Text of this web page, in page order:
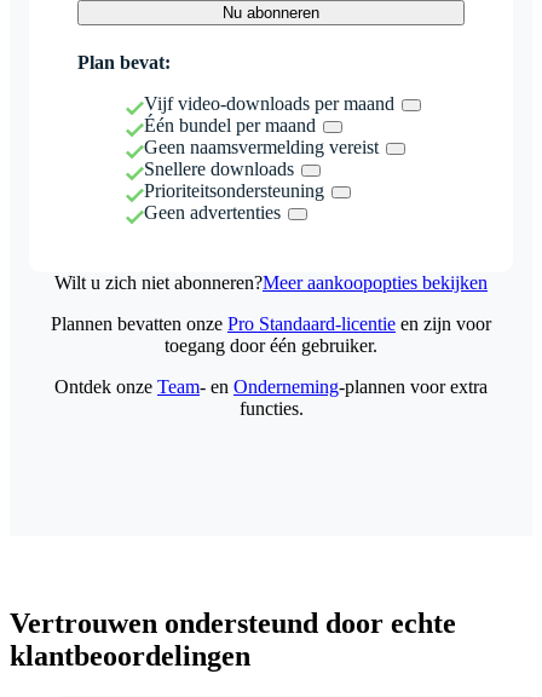
Nu abonneren
Plan bevat:
Vijf video-downloads per maand
Één bundel per maand
Geen naamsvermelding vereist
Snellere downloads
Prioriteitsondersteuning
Geen advertenties
Wilt u zich niet abonneren?Meer aankoopopties bekijken
Plannen bevatten onze Pro Standaard-licentie en zijn voor
toegang door één gebruiker.
Ontdek onze Team- en Onderneming-plannen voor extra
functies.
Vertrouwen ondersteund door echte
klantbeoordelingen